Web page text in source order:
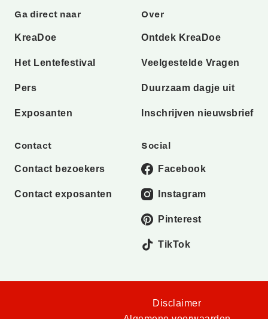
Ga direct naar
KreaDoe
Het Lentefestival
Pers
Exposanten
Over
Ontdek KreaDoe
Veelgestelde Vragen
Duurzaam dagje uit
Inschrijven nieuwsbrief
Contact
Contact bezoekers
Contact exposanten
Social
Facebook
Instagram
Pinterest
TikTok
Disclaimer